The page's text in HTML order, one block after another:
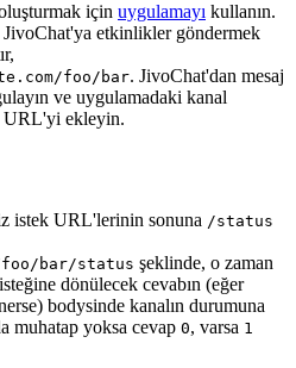
için uygulamayı kullanın.
etkinlikler göndermek
foo/bar. JivoChat'dan mesaj
ve uygulamadaki kanal
URL'yi ekleyin.
istek URL'lerinin sonuna /status
bar/status şeklinde, o zaman
isteğine dönülecek cevabın (eğer
bodysinde kanalın durumuna
muhatap yoksa cevap 0, varsa 1